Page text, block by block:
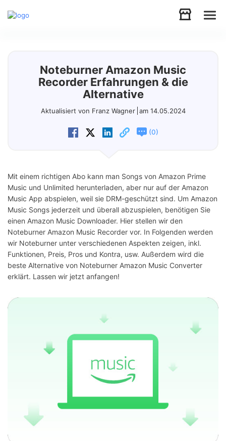
Noteburner Amazon Music
Recorder Erfahrungen & die
Alternative
Aktualisiert von Franz Wagner am 14.05.2024
(0)
Mit einem richtigen Abo kann man Songs von Amazon Prime
Music und Unlimited herunterladen, aber nur auf der Amazon
Music App abspielen, weil sie DRM-geschützt sind. Um Amazon
Music Songs jederzeit und überall abzuspielen, benötigen Sie
einen Amazon Music Downloader. Hier stellen wir den
Noteburner Amazon Music Recorder vor. In Folgenden werden
wir Noteburner unter verschiedenen Aspekten zeigen, inkl.
Funktionen, Preis, Pros und Kontra, usw. Außerdem wird die
beste Alternative von Noteburner Amazon Music Converter
erklärt. Lassen wir jetzt anfangen!